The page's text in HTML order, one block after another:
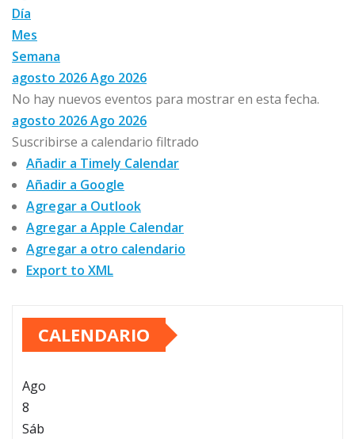
Día
Mes
Semana
agosto 2026Ago 2026
No hay nuevos eventos para mostrar en esta fecha.
agosto 2026Ago 2026
Suscribirse a calendario filtrado
Añadir a Timely Calendar
Añadir a Google
Agregar a Outlook
Agregar a Apple Calendar
Agregar a otro calendario
Export to XML
CALENDARIO
Ago
8
Sáb